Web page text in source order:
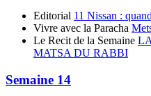
Editorial 11 Nissan :
Vivre avec la Paracha
Le Recit de la Semaine
MATSA DU RABBI
Semaine 14